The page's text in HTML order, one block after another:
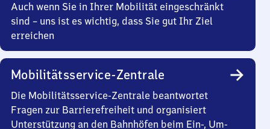
Auch wenn Sie in Ihrer Mobilität eingeschränkt
sind – uns ist es wichtig, dass Sie gut Ihr Ziel
erreichen
Mobilitätsservice-Zentrale
Die Mobilitätsservice-Zentrale beantwortet
Fragen zur Barrierefreiheit und organisiert
Unterstützung an den Bahnhöfen beim Ein-, Um-